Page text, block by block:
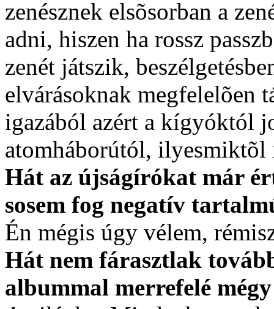
zenésznek elsõsorban a
adni, hiszen ha rossz
zenét játszik,
elvárásoknak megfelelõen
igazából azért a kígyóktól
atomháborútól, ilyesmiktõl
Hát az újságírókat már
sosem fog negatív
Én mégis úgy vélem,
Hát nem fárasztlak
albummal merrefelé